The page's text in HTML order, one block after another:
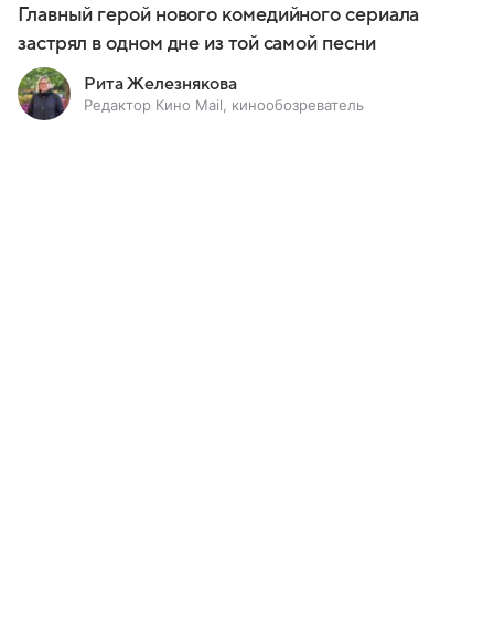
Главный герой нового комедийного сериала
застрял в одном дне из той самой песни
Рита Железнякова
Редактор Кино Mail, кинообозреватель